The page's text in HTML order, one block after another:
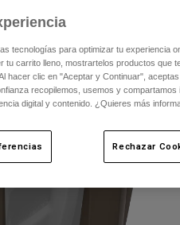
tecnologías para optimizar tu experiencia
tu carrito lleno, mostrartelos productos que
hacer clic en "Aceptar y Continuar",
recopilemos, usemos y
digital y contenido. ¿Quieres más
Rechazar